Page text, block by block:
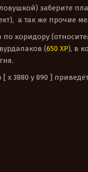
заберите
а так же прочие
коридору
(650 XP), в
x 3880 y 890 ]